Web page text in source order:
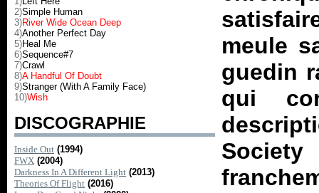
2)Simple Human
3)River Wide Ocean Deep
4)Another Perfect Day
5)Heal Me
6)Sequence#7
7)Crawl
8)A Handful Of Doubt
9)Stranger (With A Family Face)
10)Wish
DISCOGRAPHIE
Inside Out (1994)
FWX (2004)
Darkness In A Different Light (2013)
Theories Of Flight (2016)
meule
guedin
qui